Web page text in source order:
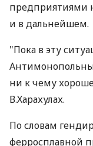
предприятиями
и в дальнейшем.
"Пока в эту
ни к чему
В.Харахулах.
По словам
ферросплавной